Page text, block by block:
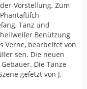
Vorstellung. Zum
Tanz und
Benützung
Verne, bearbeitet von
sen. Die neuen
Die Tänze
geſetzt von J.